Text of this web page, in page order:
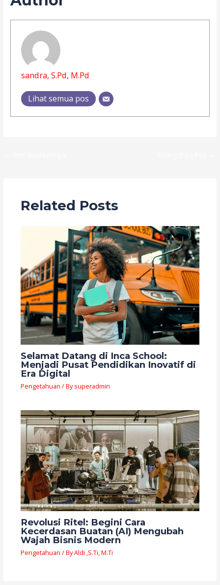
sandra, S.Pd, M.Pd
Lihat semua pos
Related Posts
Selamat Datang di Inca School:
Menjadi Pusat Pendidikan Inovatif di
Era Digital
Pengetahuan / Bysuperadmin
Revolusi Ritel: Begini Cara
Kecerdasan Buatan (AI) Mengubah
Wajah Bisnis Modern
Pengetahuan / ByAldi ,S.Ti, M.Ti